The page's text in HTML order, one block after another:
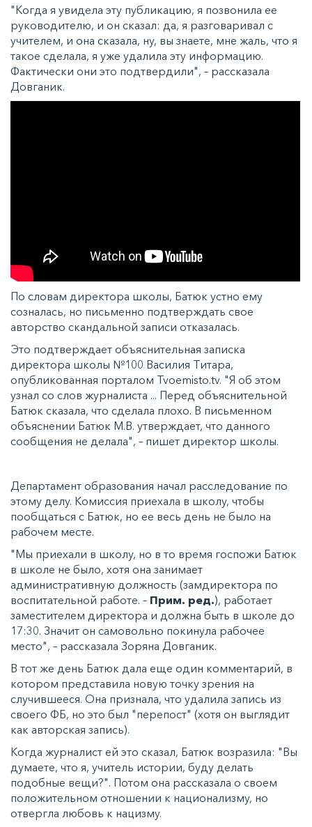
"Когда я увидела эту публикацию, я позвонила ее
руководителю, и он сказал: да, я разговаривал с
учителем, и она сказала, ну, вы знаете, мне жаль, что я
такое сделала, я уже удалила эту информацию.
Фактически они это подтвердили", – рассказала
Довганик.
По словам директора школы, Батюк устно ему
созналась, но письменно подтверждать свое
авторство скандальной записи отказалась.
Это подтверждает объяснительная записка
директора школы №100 Василия Титара,
опубликованная порталом Tvoemisto.tv. "Я об этом
узнал со слов журналиста ... Перед объяснительной
Батюк сказала, что сделала плохо. В письменном
объяснении Батюк М.В. утверждает, что данного
сообщения не делала", – пишет директор школы.
Департамент образования начал расследование по
этому делу. Комиссия приехала в школу, чтобы
пообщаться с Батюк, но ее весь день не было на
рабочем месте.
"Мы приехали в школу, но в то время госпожи Батюк
в школе не было, хотя она занимает
административную должность (замдиректора по
воспитательной работе. – Прим. ред.), работает
заместителем директора и должна быть в школе до
17:30. Значит он самовольно покинула рабочее
место", – рассказала Зоряна Довганик.
В тот же день Батюк дала еще один комментарий, в
котором представила новую точку зрения на
случившееся. Она признала, что удалила запись из
своего ФБ, но это был "перепост" (хотя он выглядит
как авторская запись).
Когда журналист ей это сказал, Батюк возразила: "Вы
думаете, что я, учитель истории, буду делать
подобные вещи?". Потом она рассказала о своем
положительном отношении к национализму, но
отвергла любовь к нацизму.